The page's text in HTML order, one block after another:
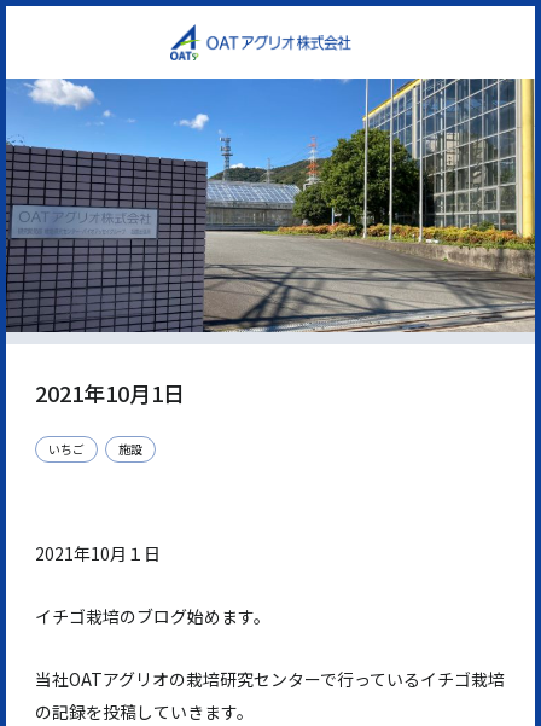
2021年10月1日
いちご 施設
2021年10月１日
イチゴ栽培のブログ始めます。
当社OATアグリオの栽培研究センターで行っているイチゴ栽培
の記録を投稿していきます。